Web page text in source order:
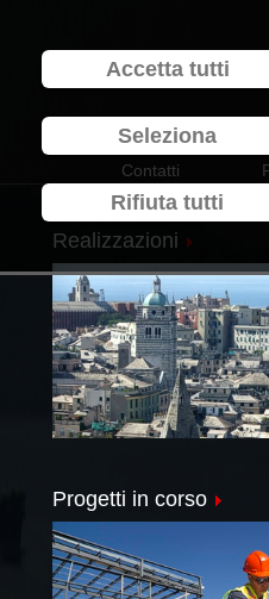
Contatti
Realizzazioni
Progetti in corso
Accetta tutti
Seleziona
Rifiuta tutti